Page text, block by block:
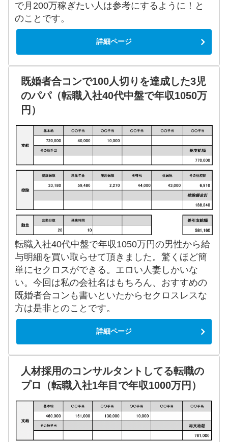
で月200万稼ぎたい人は参考にするように！と
のことです。
詳細ページ
既婚者合コンで100人切りを達成した3児
のパパ（転職入社40代中盤で年収1050万
円）
転職入社40代中盤で年収1050万円の男性から給
与明細を買い取らせて頂きました。驚くほど簡
単にセクロスができる。エロい人妻しかいな
い。今回は私の会社名はもちろん、おすすめの
既婚者合コンも書いといたからセクロスレスな
方は是非とのことです。
詳細ページ
人材採用のコンサルタントしてる転職の
プロ（転職入社1年目で年収1000万円）